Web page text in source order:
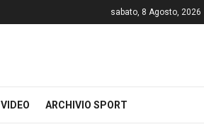
sabato, 8 Agosto, 2026
VIDEO ARCHIVIO SPORT